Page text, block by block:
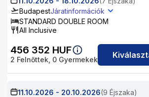
BudapestJáratinformációk
STANDARD DOUBLE ROOM
All Inclusive
456 352 HUF
2 Felnőttek, 0 Gyermekek
11.10.2026 - 20.10.2026(9 Éjszaka)